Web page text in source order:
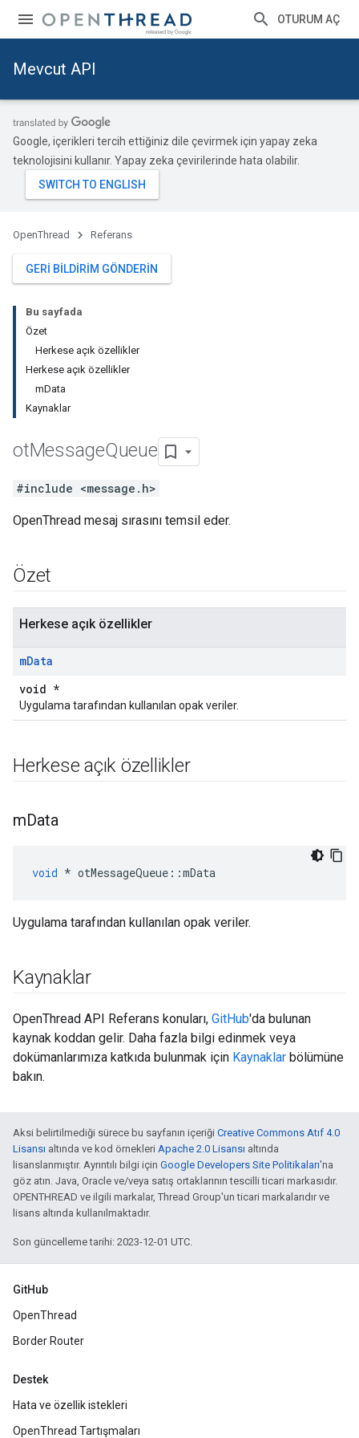
OTURUM AÇ
Mevcut API
Google, içerikleri tercih ettiğiniz dile çevirmek için yapay zeka
teknolojisini kullanır. Yapay zeka çevirilerinde hata olabilir.
OpenThread Referans
GERI BILDIRIM GÖNDERIN
Bu sayfada
Özet
Herkese açık özellikler
Herkese açık özellikler
mData
Kaynaklar
otMessageQueue
#include <message.h>
OpenThread mesaj sırasını temsil eder.
Özet
Herkese açık özellikler
mData
void *
Uygulama tarafından kullanılan opak veriler.
Herkese açık özellikler
mData
void * otMessageQueue ::mData
Uygulama tarafından kullanılan opak veriler.
Kaynaklar
OpenThread API Referans konuları, GitHub'da bulunan
kaynak koddan gelir. Daha fazla bilgi edinmek veya
dokümanlarımıza katkıda bulunmak için Kaynaklar bölümüne
bakın.
Aksi belirtilmediği sürece bu sayfanın içeriği Creative Commons Atıf 4.0
Lisansı altında ve kod örnekleri Apache 2.0 Lisansı altında
lisanslanmıştır. Ayrıntılı bilgi için Google Developers Site Politikaları'na
göz atın. Java, Oracle ve/veya satış ortaklarının tescilli ticari markasıdır.
OPENTHREAD ve ilgili markalar, Thread Group'un ticari markalarıdır ve
lisans altında kullanılmaktadır.
Son güncelleme tarihi: 2023-12-01 UTC.
GitHub
OpenThread
Border Router
Destek
Hata ve özellik istekleri
OpenThread Tartışmaları